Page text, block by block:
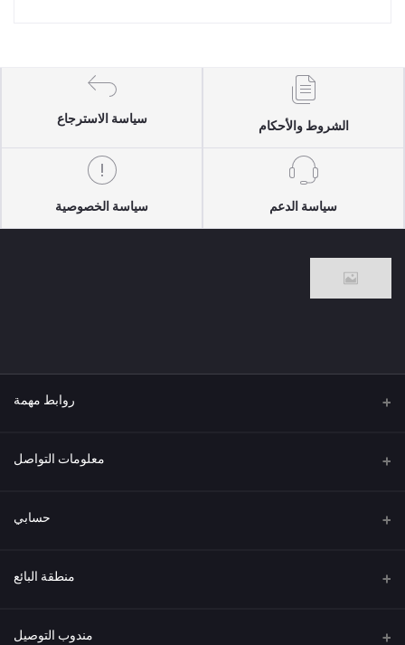
الشروط والأحكام
سياسة الاسترجاع
سياسة الدعم سياسة الخصوصية
روابط مهمة
من نحن معلومات التواصل
العنوان حسابي
تسجيل الدخول
قائمة الرغبات
منطقة البائع
كن بائعًا مندوب التوصيل